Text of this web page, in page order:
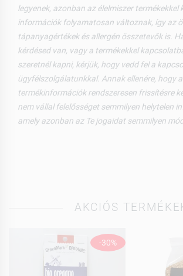
legyenek, azonban az élelmiszer termékekkel
információk folyamatosan változnak, így az
tápanyagértékek és allergén összetevők is.
kérdésed van, vagy a termékekkel
szeretnél kapni, kérjük, hogy vedd fel a
ügyfélszolgálatunkkal. Annak ellenére, hogy a
termékinformációk rendszeresen frissítésre
nem vállal felelősséget semmilyen helytelen
amely azonban az Te jogaidat semmilyen
AKCIÓS
-30%